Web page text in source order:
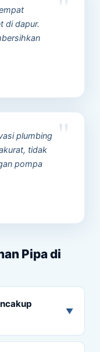
di dapur.
plumbing
tidak
pompa
Pipa di
▼